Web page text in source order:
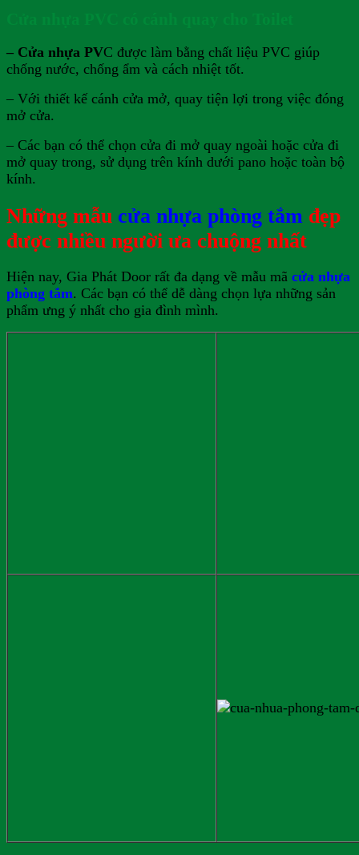
– Cửa nhựa PVC được làm bằng chất liệu PVC giúp
chống nước, chống ẩm và cách nhiệt tốt.
– Với thiết kế cánh cửa mở, quay tiện lợi trong việc đóng
mở cửa.
– Các bạn có thể chọn cửa đi mở quay ngoài hoặc cửa đi
mở quay trong, sử dụng trên kính dưới pano hoặc toàn bộ
kính.
Những mẫu cửa nhựa phòng tắm đẹp
được nhiều người ưa chuộng nhất
Hiện nay, Gia Phát Door rất đa dạng về mẫu mã cửa nhựa
phòng tắm. Các bạn có thể dễ dàng chọn lựa những sản
phẩm ưng ý nhất cho gia đình mình.